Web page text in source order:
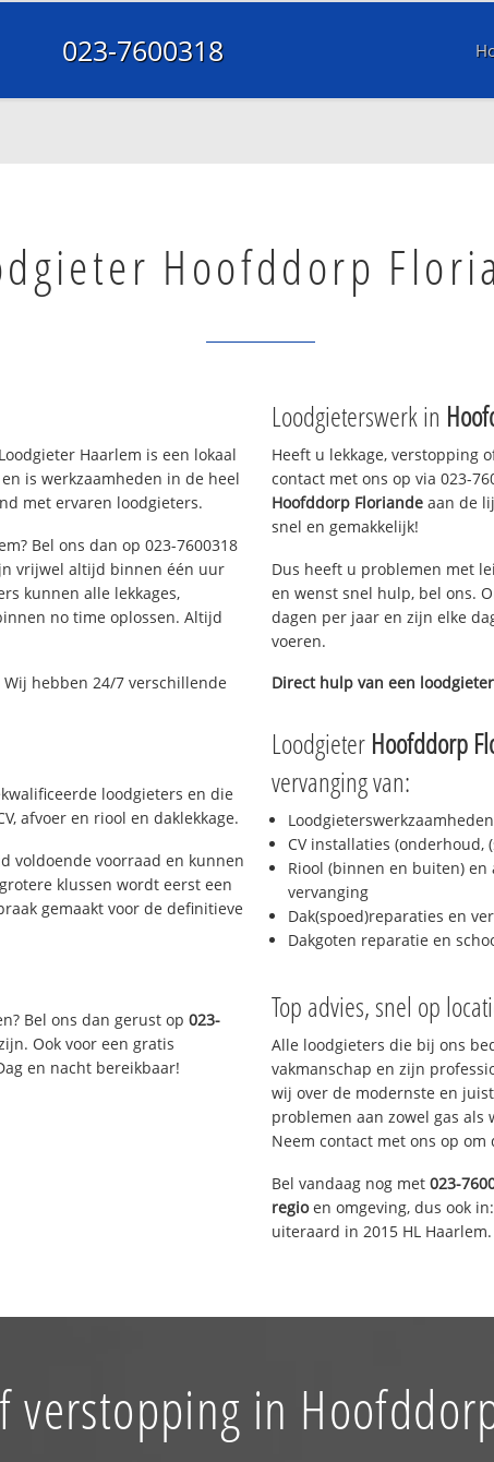
023-7600318
Hoofddorp
Haarlem is een lokaal
is werkzaamheden in de heel
met ervaren loodgieters.
Bel ons dan op 023-7600318
vrijwel altijd binnen één uur
kunnen alle lekkages,
no time oplossen. Altijd
hebben 24/7 verschillende
loodgieters en die
afvoer en riool en daklekkage.
voldoende voorraad en kunnen
klussen wordt eerst een
gemaakt voor de definitieve
Bel ons dan gerust op023-
Ook voor een gratis
en nacht bereikbaar!
Loodgieterswerk in
Heeft u lekkage, verstopping
contact met ons op via 023-
Hoofddorp Floriande aan de
snel en gemakkelijk!
Dus heeft u problemen met
en wenst snel hulp, bel ons.
dagen per jaar en zijn elke
voeren.
Direct hulp van een
Loodgieter Hoofddorp
vervanging van:
CV installaties (onderhoud,
Riool (binnen en buiten)
vervanging
Dak(spoed)reparaties en
Dakgoten reparatie en
Top advies, snel op
Alle loodgieters die bij ons
vakmanschap en zijn
wij over de modernste en
problemen aan zowel gas
Neem contact met ons op
Bel vandaag nog met 023-
regioen omgeving, dus ook
uiteraard in 2015 HL Haarlem.
verstopping in